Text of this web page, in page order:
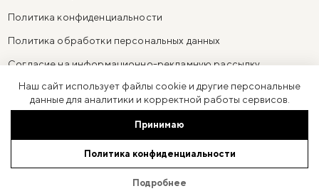
Политика конфиденциальности
Политика обработки персональных данных
Согласие на информационно-рекламную рассылку
Согласие на обработку персональных данных
Юр. адрес: 119270, Москва г, ул Фрунзенская 3-я, дом 6, кв. 97
© 2026 LARNE
Наш сайт использует файлы cookie и другие персональные
данные для аналитики и корректной работы сервисов.
Принимаю
Политика конфиденциальности
Подробнее